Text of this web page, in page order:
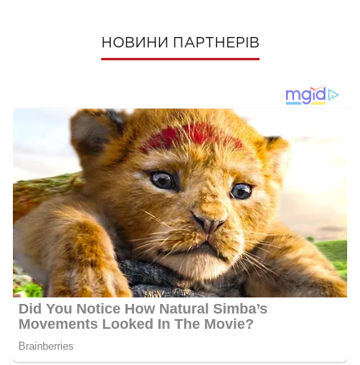
НОВИНИ ПАРТНЕРІВ